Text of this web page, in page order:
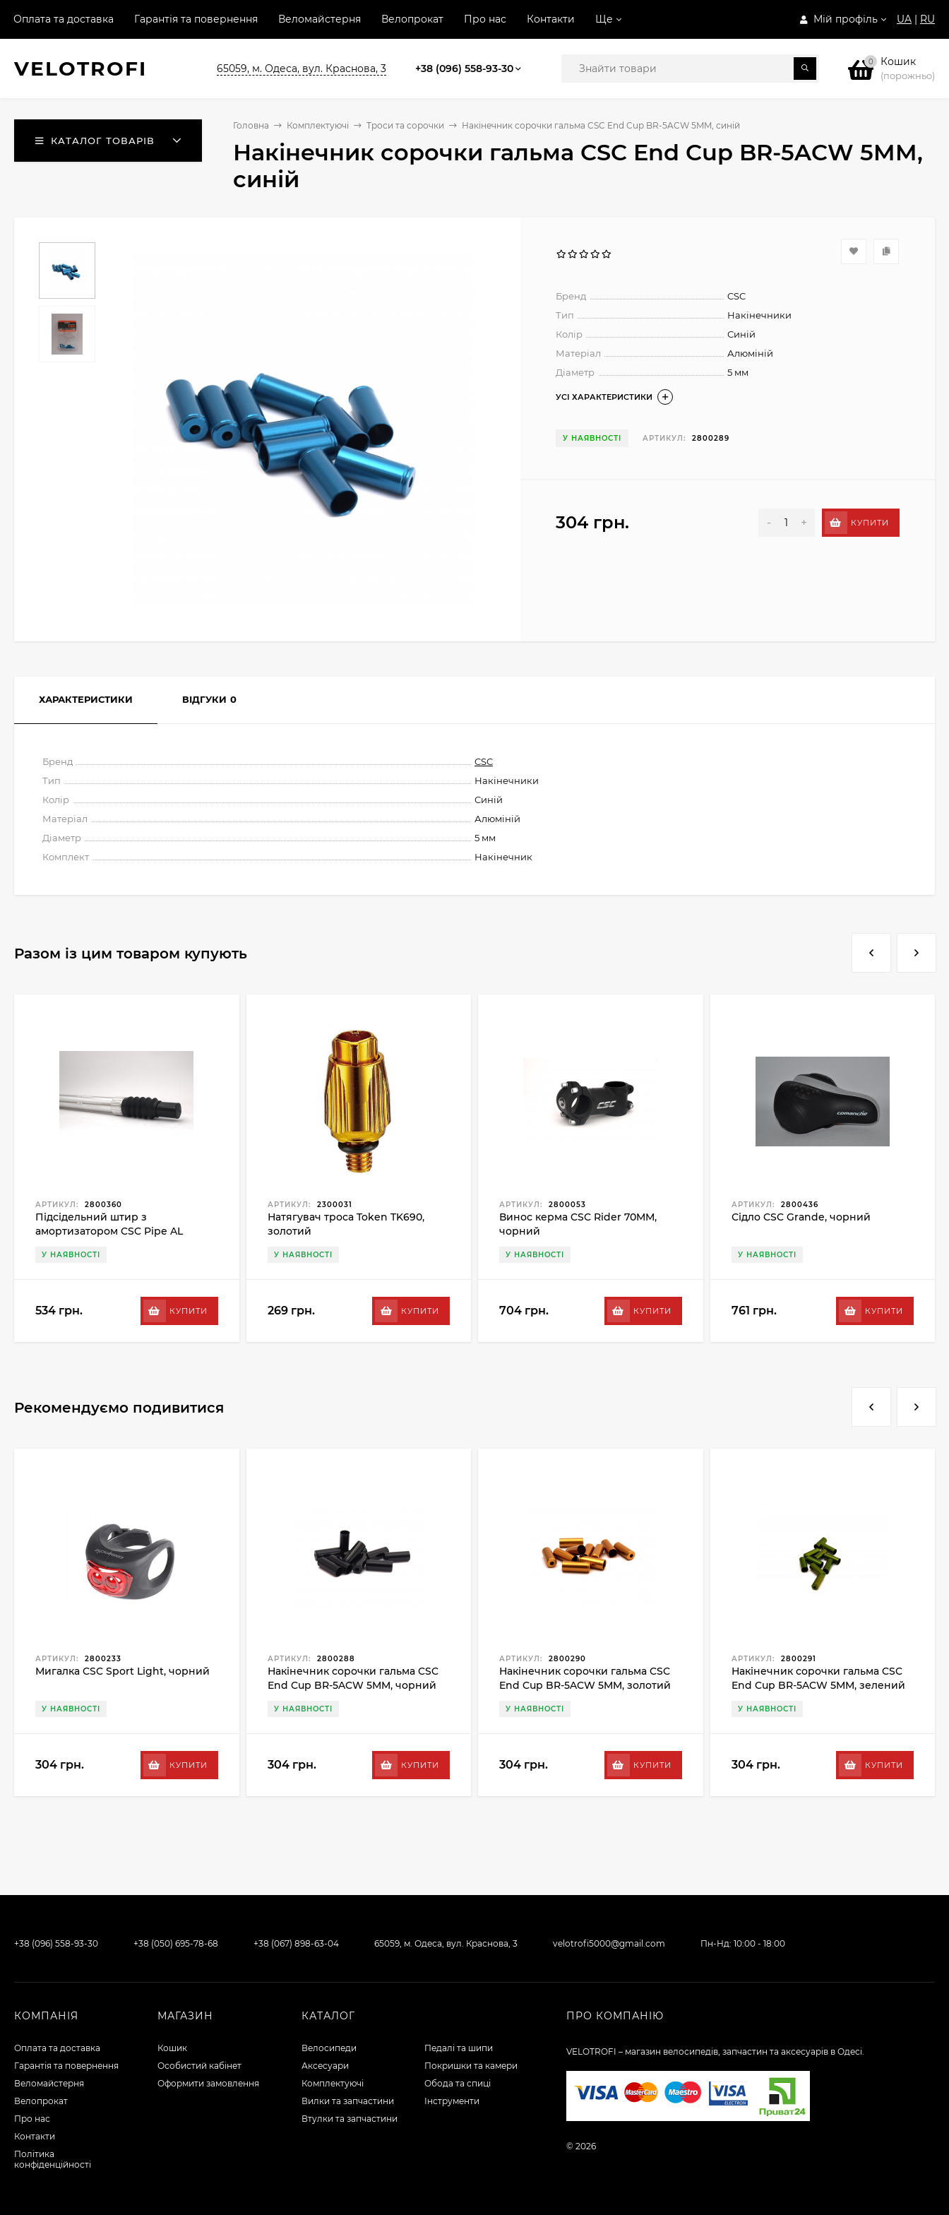
Мій профіль UA | RU
Оплата та доставка Гарантія та повернення Веломайстерня Велопрокат Про нас Контакти Ще
VELOTROFI 65059, м. Одеса, вул. Краснова, 3 +38 (096) 558-93-30 0 Кошик
(порожньо)
КАТАЛОГ ТОВАРІВ
Головна Комплектуючі Троси та сорочки Накінечник сорочки гальма CSC End Cup BR-5ACW 5MM, синій
Накінечник сорочки гальма CSC End Cup BR-5ACW 5MM,
синій
Бренд
CSC
Тип
Накінечники
Колір
Синій
Матеріал
Алюміній
Діаметр
5 мм
УСІ ХАРАКТЕРИСТИКИ
У НАЯВНОСТІ АРТИКУЛ: 2800289
304 грн. - + КУПИТИ
ХАРАКТЕРИСТИКИ ВІДГУКИ 0
Бренд
CSC
Тип
Накінечники
Колір
Синій
Матеріал
Алюміній
Діаметр
5 мм
Комплект
Накінечник
Разом із цим товаром купують
АРТИКУЛ: 2800360
Підсідельний штир з
амортизатором CSC Pipe AL
У НАЯВНОСТІ
534 грн. КУПИТИ
АРТИКУЛ: 2300031
Натягувач троса Token TK690,
золотий
У НАЯВНОСТІ
269 грн. КУПИТИ
АРТИКУЛ: 2800053
Винос керма CSC Rider 70MM,
чорний
У НАЯВНОСТІ
704 грн. КУПИТИ
АРТИКУЛ: 2800436
Сідло CSC Grande, чорний
У НАЯВНОСТІ
761 грн. КУПИТИ
Рекомендуємо подивитися
АРТИКУЛ: 2800233
Мигалка CSC Sport Light, чорний
У НАЯВНОСТІ
304 грн. КУПИТИ
АРТИКУЛ: 2800288
Накінечник сорочки гальма CSC
End Cup BR-5ACW 5MM, чорний
У НАЯВНОСТІ
304 грн. КУПИТИ
АРТИКУЛ: 2800290
Накінечник сорочки гальма CSC
End Cup BR-5ACW 5MM, золотий
У НАЯВНОСТІ
304 грн. КУПИТИ
АРТИКУЛ: 2800291
Накінечник сорочки гальма CSC
End Cup BR-5ACW 5MM, зелений
У НАЯВНОСТІ
304 грн. КУПИТИ
+38 (096) 558-93-30 +38 (050) 695-78-68 +38 (067) 898-63-04 65059, м. Одеса, вул. Краснова, 3 velotrofi5000@gmail.com Пн-Нд: 10:00 - 18:00
КОМПАНІЯ
Оплата та доставка
Гарантія та повернення
Веломайстерня
Велопрокат
Про нас
Контакти
Політика
конфіденційності
МАГАЗИН
Кошик
Особистий кабінет
Оформити замовлення
КАТАЛОГ
Велосипеди
Аксесуари
Комплектуючі
Вилки та запчастини
Втулки та запчастини
Педалі та шипи
Покришки та камери
Обода та спиці
Інструменти
ПРО КОМПАНІЮ
VELOTROFI – магазин велосипедів, запчастин та аксесуарів в Одесі.
© 2026